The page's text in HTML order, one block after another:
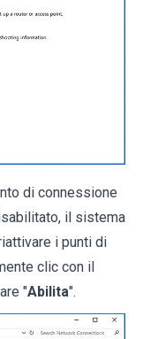
di connessione
il sistema
i punti di
clic con il
"Abilita".